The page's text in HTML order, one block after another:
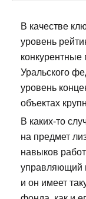
В качестве
уровень
конкурентные
Уральского
уровень
объектах
В каких-то
на предмет
навыков
управляющий
и он имеет